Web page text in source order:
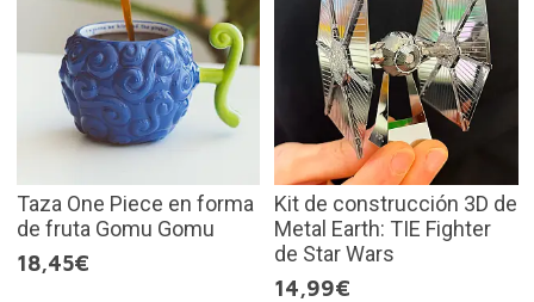
Taza One Piece en forma
de fruta Gomu Gomu
18,45€
Kit de construcción 3D de
Metal Earth: TIE Fighter
de Star Wars
14,99€